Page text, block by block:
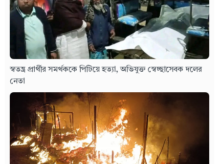
স্বতন্ত্র প্রার্থীর সমর্থককে পিটিয়ে হত্যা, অভিযুক্ত স্বেচ্ছাসেবক দলের
নেতা